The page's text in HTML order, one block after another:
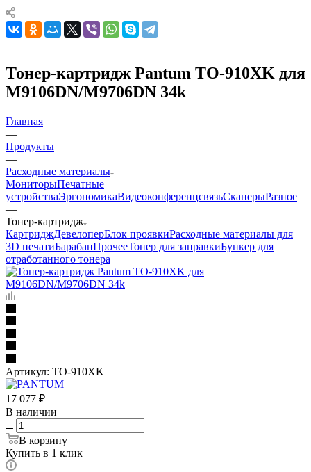
Тонер-картридж Pantum TO-910XK для
M9106DN/M9706DN 34k
Главная
—
Продукты
—
Расходные материалы
МониторыПечатные
устройстваЭргономикаВидеоконференцсвязьСканерыРазное
—
Тонер-картридж
КартриджДевелоперБлок проявкиРасходные материалы для
3D печатиБарабанПрочееТонер для заправкиБункер для
отработанного тонера
Артикул: TO-910XK
17 077 ₽
В наличии
В корзину
Купить в 1 клик